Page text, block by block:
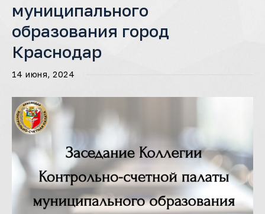
муниципального
образования город
Краснодар
14 июня, 2024